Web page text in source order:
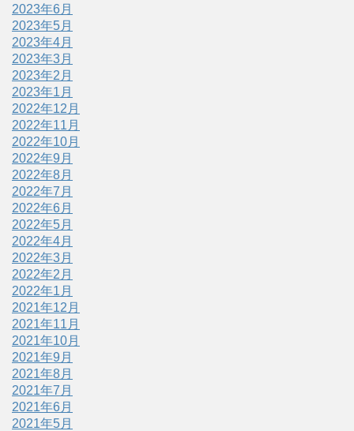
2023年6月
2023年5月
2023年4月
2023年3月
2023年2月
2023年1月
2022年12月
2022年11月
2022年10月
2022年9月
2022年8月
2022年7月
2022年6月
2022年5月
2022年4月
2022年3月
2022年2月
2022年1月
2021年12月
2021年11月
2021年10月
2021年9月
2021年8月
2021年7月
2021年6月
2021年5月